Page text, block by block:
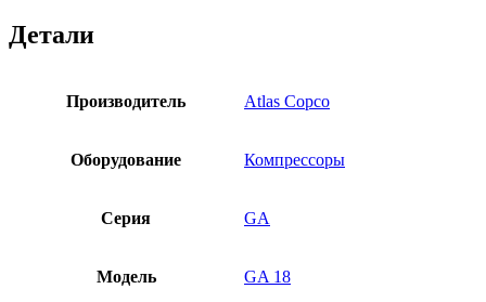
Детали
Производитель Atlas Copco
Оборудование Компрессоры
Серия GA
Модель GA 18